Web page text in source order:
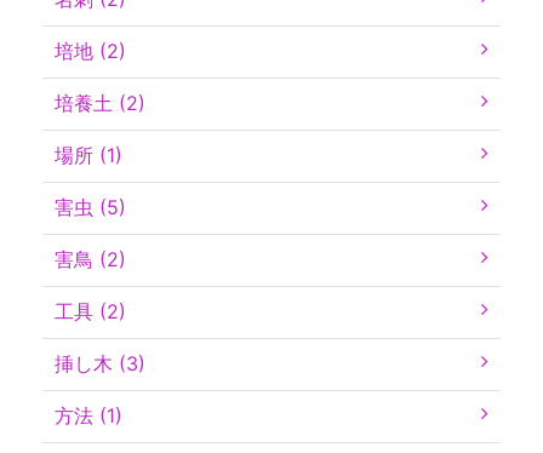
培地 (2)
培養土 (2)
場所 (1)
害虫 (5)
害鳥 (2)
工具 (2)
挿し木 (3)
方法 (1)